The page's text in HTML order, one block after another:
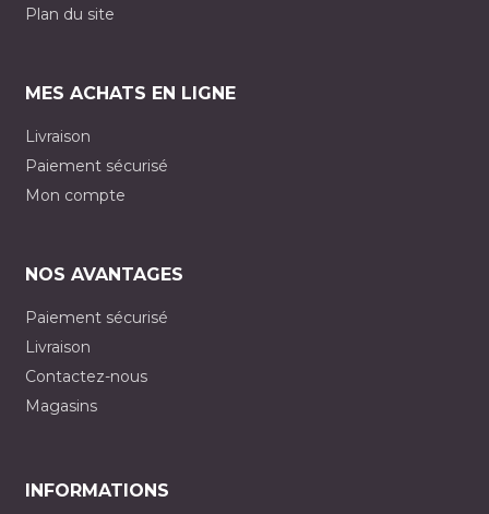
Plan du site
MES ACHATS EN LIGNE
Livraison
Paiement sécurisé
Mon compte
NOS AVANTAGES
Paiement sécurisé
Livraison
Contactez-nous
Magasins
INFORMATIONS